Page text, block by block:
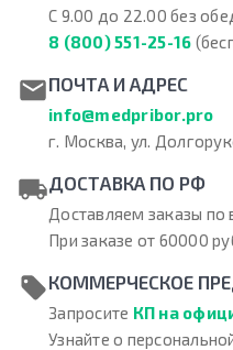
С 9.00 до 22.00 без
8 (800) 551-25-16
ПОЧТА И АДРЕС
info@medpribor.pro
г. Москва, ул.
ДОСТАВКА ПО РФ
Доставляем заказы по
При заказе от 60000
КОММЕРЧЕСКОЕ
Запросите КП на
Узнайте о